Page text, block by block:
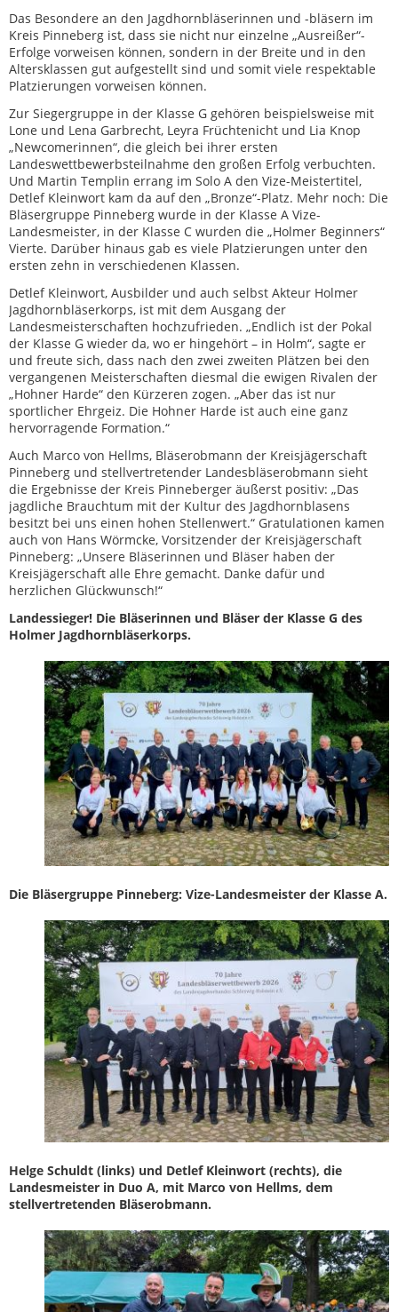
Das Besondere an den Jagdhornbläserinnen und -bläsern im
Kreis Pinneberg ist, dass sie nicht nur einzelne „Ausreißer“-
Erfolge vorweisen können, sondern in der Breite und in den
Altersklassen gut aufgestellt sind und somit viele respektable
Platzierungen vorweisen können.
Zur Siegergruppe in der Klasse G gehören beispielsweise mit
Lone und Lena Garbrecht, Leyra Früchtenicht und Lia Knop
„Newcomerinnen“, die gleich bei ihrer ersten
Landeswettbewerbsteilnahme den großen Erfolg verbuchten.
Und Martin Templin errang im Solo A den Vize-Meistertitel,
Detlef Kleinwort kam da auf den „Bronze“-Platz. Mehr noch: Die
Bläsergruppe Pinneberg wurde in der Klasse A Vize-
Landesmeister, in der Klasse C wurden die „Holmer Beginners“
Vierte. Darüber hinaus gab es viele Platzierungen unter den
ersten zehn in verschiedenen Klassen.
Detlef Kleinwort, Ausbilder und auch selbst Akteur Holmer
Jagdhornbläserkorps, ist mit dem Ausgang der
Landesmeisterschaften hochzufrieden. „Endlich ist der Pokal
der Klasse G wieder da, wo er hingehört – in Holm“, sagte er
und freute sich, dass nach den zwei zweiten Plätzen bei den
vergangenen Meisterschaften diesmal die ewigen Rivalen der
„Hohner Harde“ den Kürzeren zogen. „Aber das ist nur
sportlicher Ehrgeiz. Die Hohner Harde ist auch eine ganz
hervorragende Formation.“
Auch Marco von Hellms, Bläserobmann der Kreisjägerschaft
Pinneberg und stellvertretender Landesbläserobmann sieht
die Ergebnisse der Kreis Pinneberger äußerst positiv: „Das
jagdliche Brauchtum mit der Kultur des Jagdhornblasens
besitzt bei uns einen hohen Stellenwert.“ Gratulationen kamen
auch von Hans Wörmcke, Vorsitzender der Kreisjägerschaft
Pinneberg: „Unsere Bläserinnen und Bläser haben der
Kreisjägerschaft alle Ehre gemacht. Danke dafür und
herzlichen Glückwunsch!“
Landessieger! Die Bläserinnen und Bläser der Klasse G des
Holmer Jagdhornbläserkorps.
Die Bläsergruppe Pinneberg: Vize-Landesmeister der Klasse A.
Helge Schuldt (links) und Detlef Kleinwort (rechts), die
Landesmeister in Duo A, mit Marco von Hellms, dem
stellvertretenden Bläserobmann.